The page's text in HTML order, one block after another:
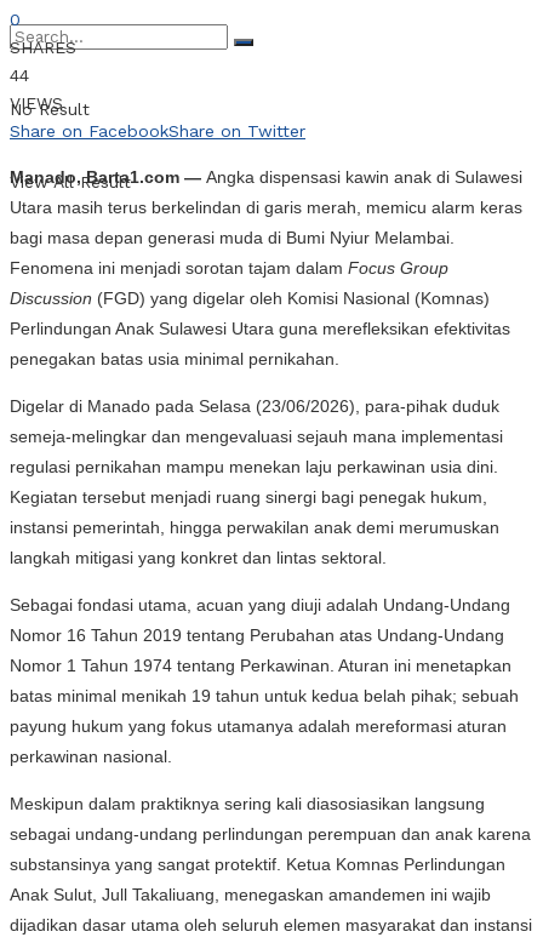
No Result
View All Result
0
SHARES
44
VIEWS
Share on FacebookShare on Twitter
Manado, Barta1.com — Angka dispensasi kawin anak di Sulawesi
Utara masih terus berkelindan di garis merah, memicu alarm keras
bagi masa depan generasi muda di Bumi Nyiur Melambai.
Fenomena ini menjadi sorotan tajam dalam Focus Group
Discussion (FGD) yang digelar oleh Komisi Nasional (Komnas)
Perlindungan Anak Sulawesi Utara guna merefleksikan efektivitas
penegakan batas usia minimal pernikahan.
Digelar di Manado pada Selasa (23/06/2026), para-pihak duduk
semeja-melingkar dan mengevaluasi sejauh mana implementasi
regulasi pernikahan mampu menekan laju perkawinan usia dini.
Kegiatan tersebut menjadi ruang sinergi bagi penegak hukum,
instansi pemerintah, hingga perwakilan anak demi merumuskan
langkah mitigasi yang konkret dan lintas sektoral.
Sebagai fondasi utama, acuan yang diuji adalah Undang-Undang
Nomor 16 Tahun 2019 tentang Perubahan atas Undang-Undang
Nomor 1 Tahun 1974 tentang Perkawinan. Aturan ini menetapkan
batas minimal menikah 19 tahun untuk kedua belah pihak; sebuah
payung hukum yang fokus utamanya adalah mereformasi aturan
perkawinan nasional.
Meskipun dalam praktiknya sering kali diasosiasikan langsung
sebagai undang-undang perlindungan perempuan dan anak karena
substansinya yang sangat protektif. Ketua Komnas Perlindungan
Anak Sulut, Jull Takaliuang, menegaskan amandemen ini wajib
dijadikan dasar utama oleh seluruh elemen masyarakat dan instansi